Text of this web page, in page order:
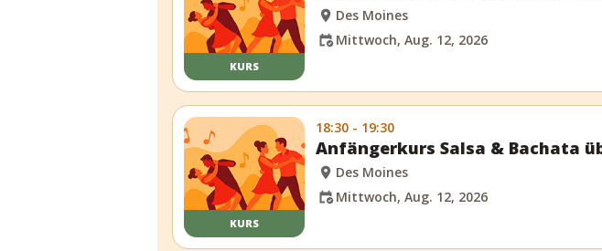
KURS
Des Moines
Mittwoch, Aug. 12, 2026
KURS
18:30 - 19:30
Anfängerkurs Salsa & Bachata
Des Moines
Mittwoch, Aug. 12, 2026